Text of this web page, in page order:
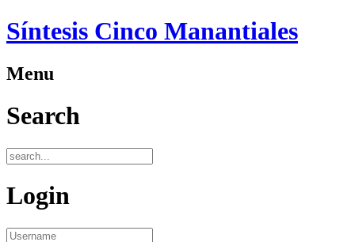
Síntesis Cinco Manantiales
Menu
Search
Login